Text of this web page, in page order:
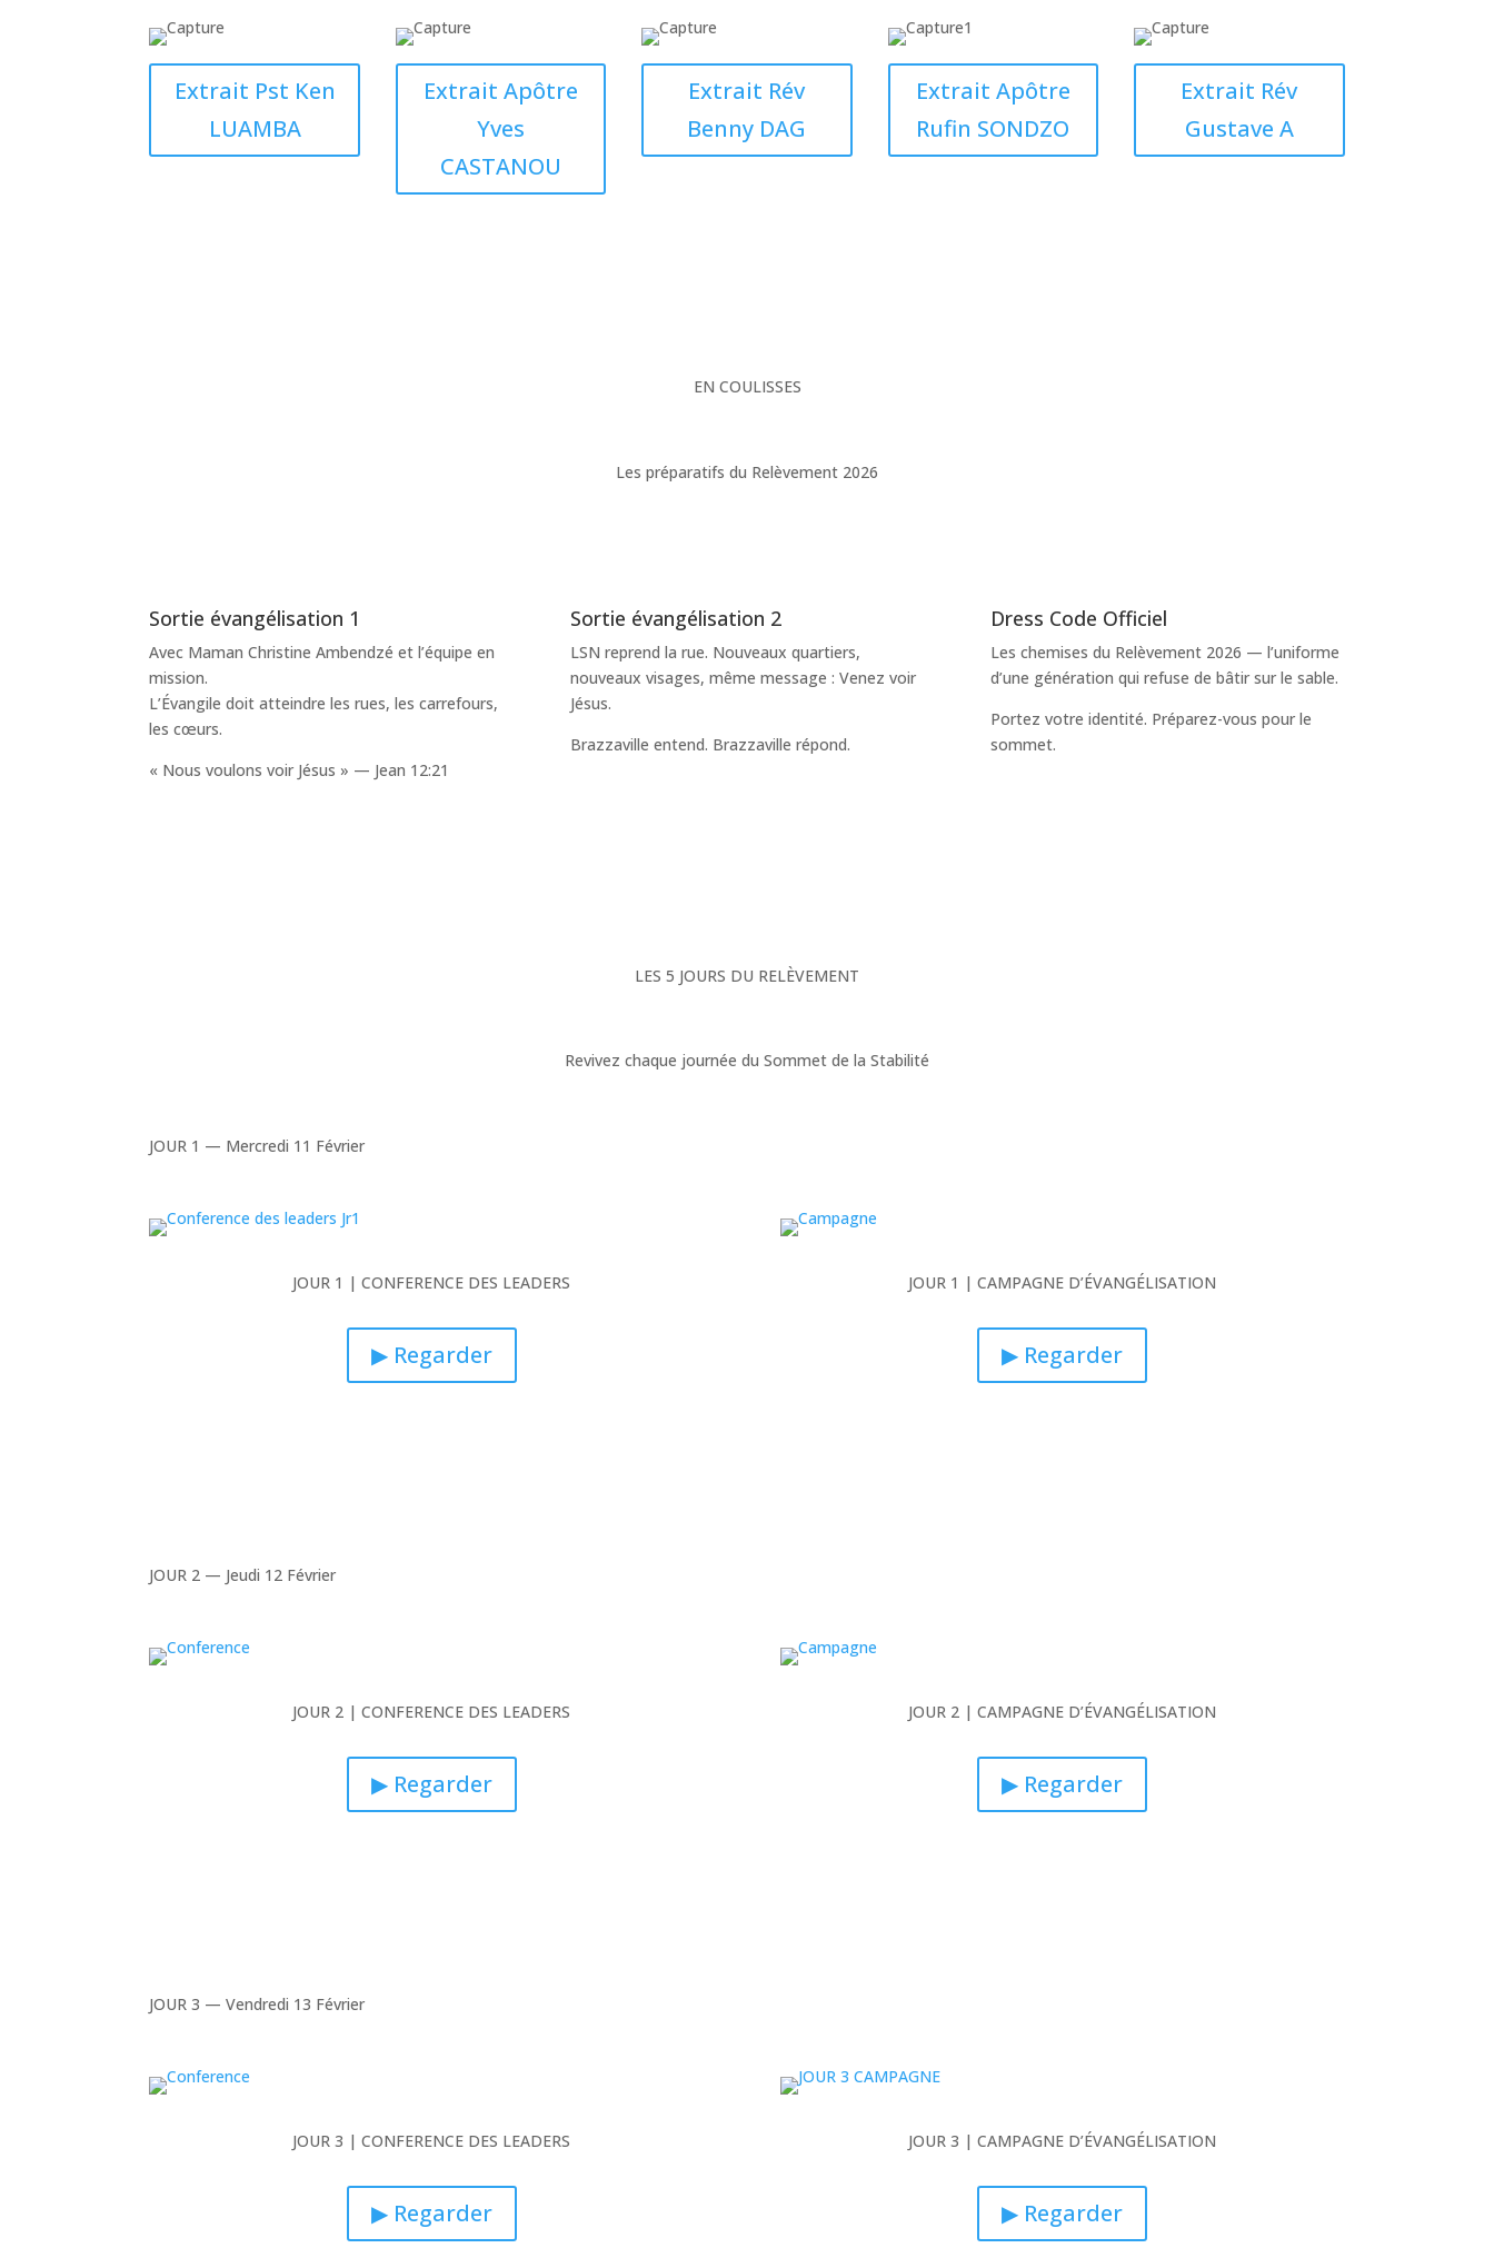
Extrait Pst Ken
LUAMBA
Extrait Apôtre
Yves
CASTANOU
Extrait Rév
Benny DAG
Extrait Apôtre
Rufin SONDZO
Extrait Rév
Gustave A
EN COULISSES
Les préparatifs du Relèvement 2026
Sortie évangélisation 1
Avec Maman Christine Ambendzé et l’équipe en
mission.
L’Évangile doit atteindre les rues, les carrefours,
les cœurs.
« Nous voulons voir Jésus » — Jean 12:21
Sortie évangélisation 2
LSN reprend la rue. Nouveaux quartiers,
nouveaux visages, même message : Venez voir
Jésus.
Brazzaville entend. Brazzaville répond.
Dress Code Officiel
Les chemises du Relèvement 2026 — l’uniforme
d’une génération qui refuse de bâtir sur le sable.
Portez votre identité. Préparez-vous pour le
sommet.
LES 5 JOURS DU RELÈVEMENT
Revivez chaque journée du Sommet de la Stabilité
JOUR 1 — Mercredi 11 Février
JOUR 1 | CONFERENCE DES LEADERS
▶ Regarder
JOUR 1 | CAMPAGNE D’ÉVANGÉLISATION
▶ Regarder
JOUR 2 — Jeudi 12 Février
JOUR 2 | CONFERENCE DES LEADERS
▶ Regarder
JOUR 2 | CAMPAGNE D’ÉVANGÉLISATION
▶ Regarder
JOUR 3 — Vendredi 13 Février
JOUR 3 | CONFERENCE DES LEADERS
▶ Regarder
JOUR 3 | CAMPAGNE D’ÉVANGÉLISATION
▶ Regarder